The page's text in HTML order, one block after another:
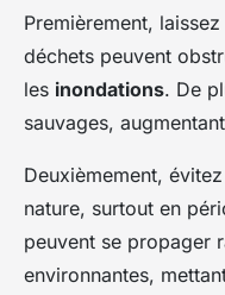
Premièrement,
déchets peuvent
les inondations. De
sauvages,
Deuxièmement,
nature, surtout en
peuvent se propager
environnantes,